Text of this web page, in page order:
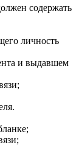
содержать
личность
и выдавшем